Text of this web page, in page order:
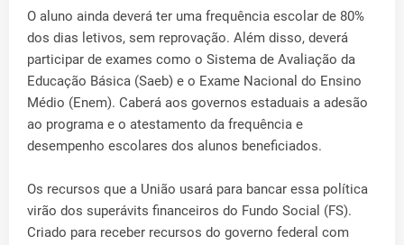
O aluno ainda deverá ter uma frequência escolar de 80%
dos dias letivos, sem reprovação. Além disso, deverá
participar de exames como o Sistema de Avaliação da
Educação Básica (Saeb) e o Exame Nacional do Ensino
Médio (Enem). Caberá aos governos estaduais a adesão
ao programa e o atestamento da frequência e
desempenho escolares dos alunos beneficiados.
Os recursos que a União usará para bancar essa política
virão dos superávits financeiros do Fundo Social (FS).
Criado para receber recursos do governo federal com